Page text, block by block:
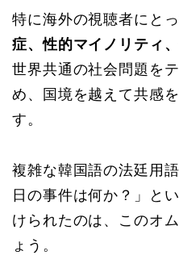
特に海外の視聴者にと
症、性的マイノリティ
世界共通の社会問題を
め、国境を越えて共感
す。
複雑な韓国語の法廷用
日の事件は何か？」と
けられたのは、このオ
ょう。